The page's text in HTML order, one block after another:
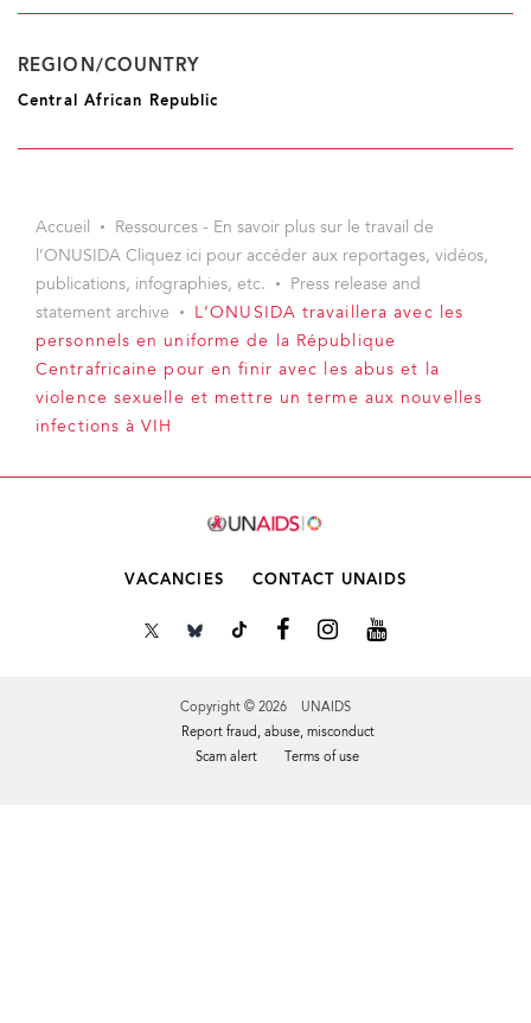
REGION/COUNTRY
Central African Republic
Accueil
Ressources - En savoir plus sur le travail de
l’ONUSIDA Cliquez ici pour accéder aux reportages, vidéos,
publications, infographies, etc.
Press release and
statement archive
L’ONUSIDA travaillera avec les
personnels en uniforme de la République
Centrafricaine pour en finir avec les abus et la
violence sexuelle et mettre un terme aux nouvelles
infections à VIH
VACANCIES CONTACT UNAIDS
Copyright © 2026 UNAIDS
Report fraud, abuse, misconduct
Scam alert
Terms of use